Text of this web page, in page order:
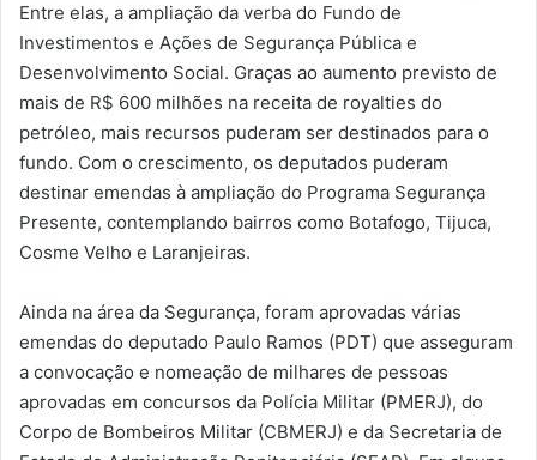
Entre elas, a ampliação da verba do Fundo de
Investimentos e Ações de Segurança Pública e
Desenvolvimento Social. Graças ao aumento previsto de
mais de R$ 600 milhões na receita de royalties do
petróleo, mais recursos puderam ser destinados para o
fundo. Com o crescimento, os deputados puderam
destinar emendas à ampliação do Programa Segurança
Presente, contemplando bairros como Botafogo, Tijuca,
Cosme Velho e Laranjeiras.
Ainda na área da Segurança, foram aprovadas várias
emendas do deputado Paulo Ramos (PDT) que asseguram
a convocação e nomeação de milhares de pessoas
aprovadas em concursos da Polícia Militar (PMERJ), do
Corpo de Bombeiros Militar (CBMERJ) e da Secretaria de